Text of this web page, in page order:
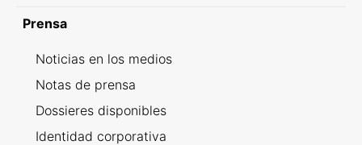
Prensa
Noticias en los medios
Notas de prensa
Dossieres disponibles
Identidad corporativa